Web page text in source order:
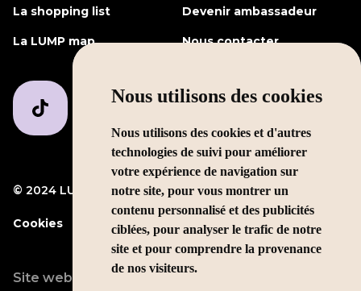
Nous utilisons des cookies
Nous utilisons des cookies et d'autres
technologies de suivi pour améliorer
votre expérience de navigation sur
notre site, pour vous montrer un
contenu personnalisé et des publicités
ciblées, pour analyser le trafic de notre
site et pour comprendre la provenance
de nos visiteurs.
La shopping list Devenir ambassadeur
La LUMP map Nous contacter
© 2024 LUMP Media Mentions légales
Cookies
Site web conçu par